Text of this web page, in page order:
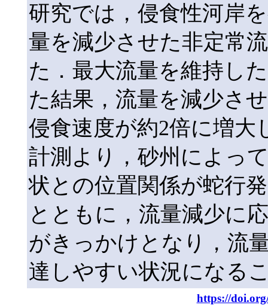
研究では，侵食性河岸
量を減少させた非定常
た．最大流量を維持し
た結果，流量を減少さ
侵食速度が約2倍に増大
計測より，砂州によっ
状との位置関係が蛇行
とともに，流量減少に
がきっかけとなり，流
達しやすい状況になる
https://